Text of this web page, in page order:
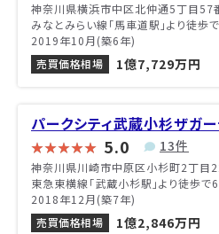
神奈川県横浜市中区北仲通5丁目57
みなとみらい線「馬車道駅」より徒歩
2019年10月(築6年)
売買価格相場
1億7,729万円
パークシティ武蔵小杉ザガ
5.0 13件
神奈川県川崎市中原区小杉町2丁目
東急東横線「武蔵小杉駅」より徒歩で
2018年12月(築7年)
売買価格相場
1億2,846万円